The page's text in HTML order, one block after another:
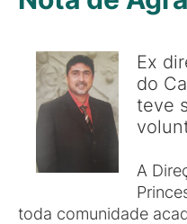
Ex
do
teve
A
toda comunidade